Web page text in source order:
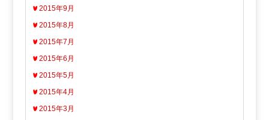
2015年9月
2015年8月
2015年7月
2015年6月
2015年5月
2015年4月
2015年3月